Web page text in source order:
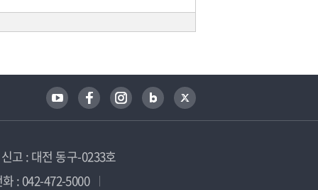
고 : 대전 동구-0233호
: 042-472-5000